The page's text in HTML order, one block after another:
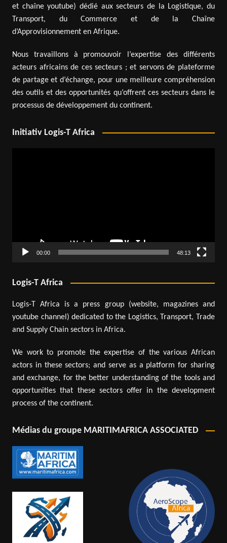
et chaîne youtube) dédié aux secteurs de la Logistique, du
Transport, du Commerce et de la Chaîne
d’Approvisionnement en Afrique.
Nous travaillons à promouvoir l’expertise des différents
acteurs africains de ces secteurs ; et servons de plateforme
de partage et d’échange, pour une meilleure compréhension
des outils et des opportunités qu’offrent ces secteurs dans le
processus de développement du continent.
Initiativ Logis-T Africa
00:00 48:13
Logis-T Africa
Logis-T Africa is a press group (website, magazines and
youtube channel) dedicated to the Logistics, Transport, Trade
and Supply Chain sectors in Africa.
We work to promote the expertise of the various African
actors in these sectors; and serve as a platform for sharing
and exchange, for the better understanding of the tools and
opportunities that these sectors offer in the development
process of the continent.
Médias du groupe MARITIMAFRICA ASSOCIATED